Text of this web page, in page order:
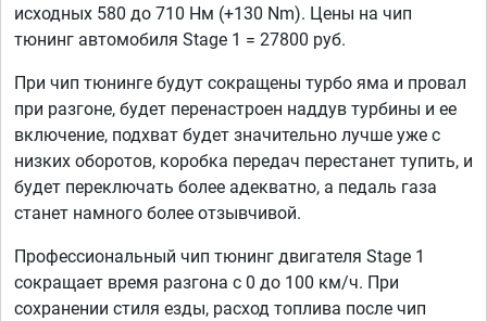
исходных 580 до 710 Нм (+130 Nm). Цены на чип
тюнинг автомобиля Stage 1 = 27800 руб.
При чип тюнинге будут сокращены турбо яма и провал
при разгоне, будет перенастроен наддув турбины и ее
включение, подхват будет значительно лучше уже с
низких оборотов, коробка передач перестанет тупить, и
будет переключать более адекватно, а педаль газа
станет намного более отзывчивой.
Профессиональный чип тюнинг двигателя Stage 1
сокращает время разгона с 0 до 100 км/ч. При
сохранении стиля езды, расход топлива после чип